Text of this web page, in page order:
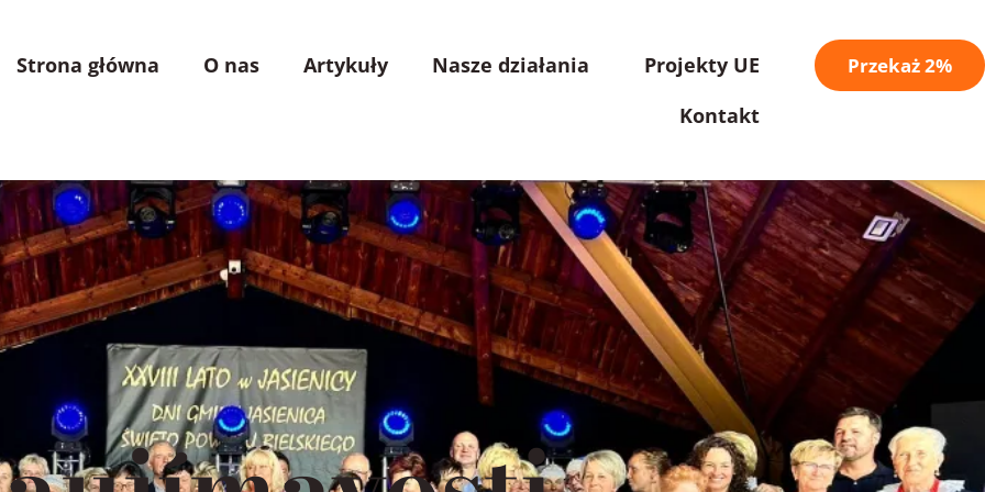
Strona główna O nas Artykuły Nasze działania
Projekty UE
Kontakt
Przekaż 2%